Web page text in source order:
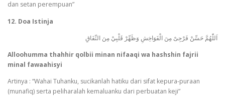
dan setan perempuan”
12. Doa Istinja
اَللّٰهُمَّ حَسِّنْ فَرْجِىْ مِنَ الْفَوَاخِشِ وَظَهِّرْ قَلْبِيْ مِنَ النِّفَاقِ
Alloohumma thahhir qolbii minan nifaaqi wa hashshin fajrii
minal fawaahisyi
Artinya : “Wahai Tuhanku, sucikanlah hatiku dari sifat kepura-puraan
(munafiq) serta peliharalah kemaluanku dari perbuatan keji”